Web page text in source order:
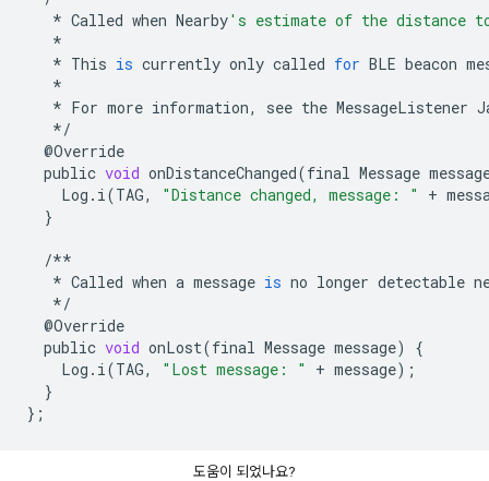
* Called when Nearby's estimate of the distance to
*
* This is currently only called for BLE beacon
*
* For more information, see the MessageListener
*/
@Override
public void onDistanceChanged(final Message
Log . i(TAG, "Distance changed, message: " +
}
/**
* Called when a message is no longer detectable
*/
@Override
public void onLost(final Message message)
{
Log . i(TAG, "Lost message: " + message);
}
};
도움이 되었나요?